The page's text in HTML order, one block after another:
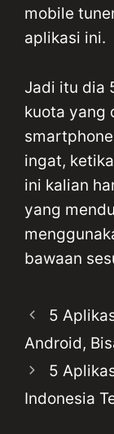
mobile
aplikasi ini.
Jadi itu dia
kuota yang
ingat,
ini kalian
yang
bawaan
5
Android,
5
Indonesia